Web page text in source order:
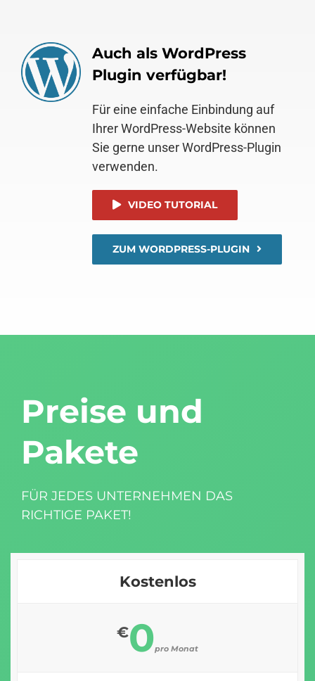
Auch als WordPress
Plugin verfügbar!
Für eine einfache Einbindung auf
Ihrer WordPress-Website können
Sie gerne unser WordPress-Plugin
verwenden.
VIDEO TUTORIAL
ZUM WORDPRESS-PLUGIN
Preise und
Pakete
FÜR JEDES UNTERNEHMEN DAS
RICHTIGE PAKET!
Kostenlos
€0pro Monat